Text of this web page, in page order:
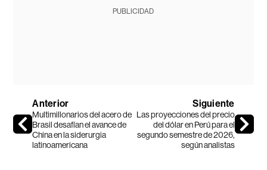
PUBLICIDAD
Anterior
Multimillonarios del acero de
Brasil desafían el avance de
China en la siderurgia
latinoamericana
Siguiente
Las proyecciones del precio
del dólar en Perú para el
segundo semestre de 2026,
según analistas